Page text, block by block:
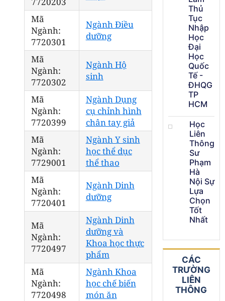
Mã
Ngành:
7720301
Ngành Điều
dưỡng
Mã
Ngành:
7720302
Ngành Hộ
sinh
Mã
Ngành:
7720399
Ngành Dụng
cụ chỉnh hình
chân tay giả
Mã
Ngành:
7729001
Ngành Y sinh
học thể dục
thể thao
Mã
Ngành:
7720401
Ngành Dinh
dưỡng
Mã
Ngành:
7720497
Ngành Dinh
dưỡng và
Khoa học thực
phẩm
Mã
Ngành:
7720498
Ngành Khoa
học chế biến
món ăn
Thủ
Tục
Nhập
Học
Đại
Học
Quốc
Tế -
ĐHQG
TP
HCM
Học
Liên
Thông
Sư
Phạm
Hà
Nội Sự
Lựa
Chọn
Tốt
Nhất
CÁC
TRƯỜNG
LIÊN
THÔNG